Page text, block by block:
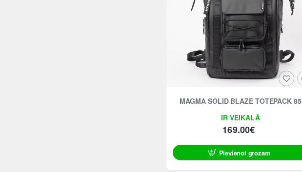
IR VEIKALĀ
MAGMA SOLID BLAZE TOTEPACK 85
169.00€
Pievienot grozam